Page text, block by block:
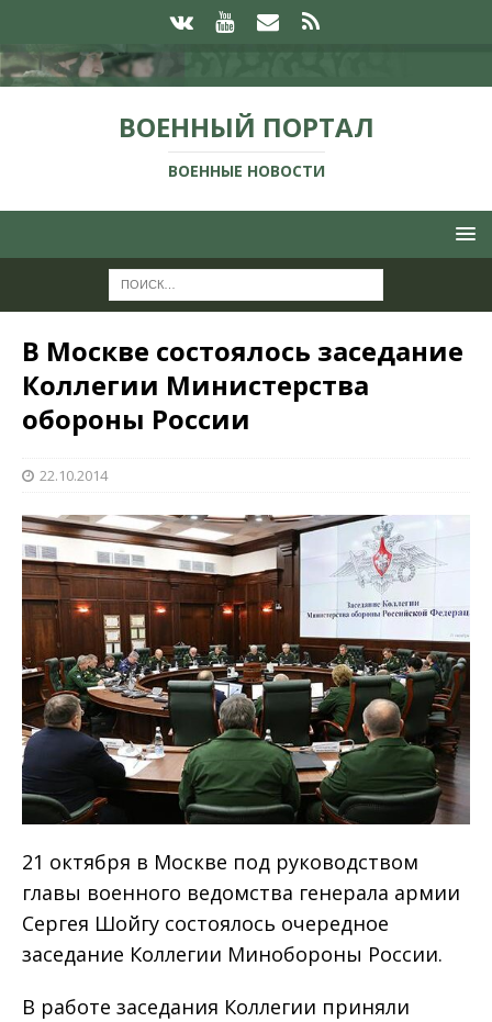
ВОЕННЫЙ ПОРТАЛ
ВОЕННЫЕ НОВОСТИ
В Москве состоялось заседание
Коллегии Министерства
обороны России
22.10.2014
21 октября в Москве под руководством
главы военного ведомства генерала армии
Сергея Шойгу состоялось очередное
заседание Коллегии Минобороны России.
В работе заседания Коллегии приняли